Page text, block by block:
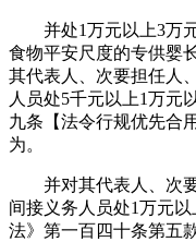
并处1万元以上3万元
食物平安尺度的专供婴
其代表人、次要担任人
人员处5千元以上1万元
九条【法令行规优先合
为。
并对其代表人、次要
间接义务人员处1万元
法》第一百四十条第五